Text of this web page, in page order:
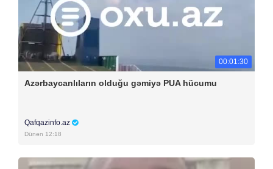
00:01:30
Azərbaycanlıların olduğu gəmiyə PUA hücumu
Qafqazinfo.az
Dünən 12:18